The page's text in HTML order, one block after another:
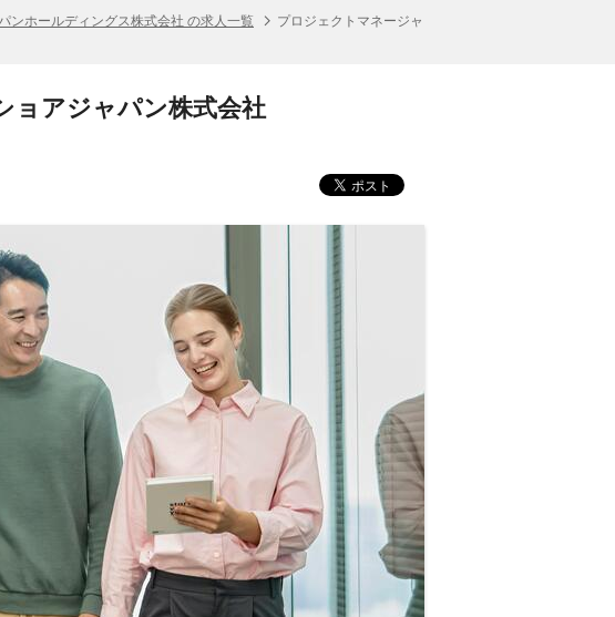
ンホールディングス株式会社 の求人一覧
プロジェクトマネージャ
ョアジャパン株式会社